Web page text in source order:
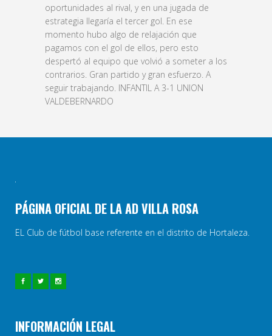
oportunidades al rival, y en una jugada de
estrategia llegaría el tercer gol. En ese
momento hubo algo de relajación que
pagamos con el gol de ellos, pero esto
despertó al equipo que volvió a someter a los
contrarios. Gran partido y gran esfuerzo. A
seguir trabajando. INFANTIL A 3-1 UNION
VALDEBERNARDO
PÁGINA OFICIAL DE LA AD VILLA ROSA
EL Club de fútbol base referente en el distrito de Hortaleza.
INFORMACIÓN LEGAL